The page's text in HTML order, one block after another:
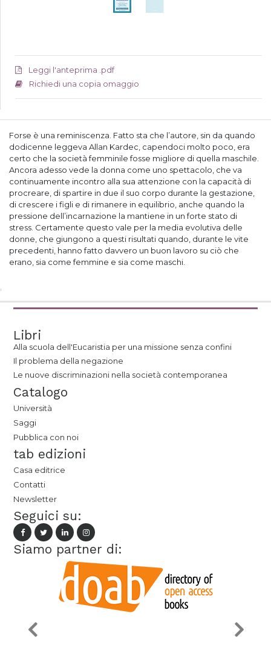
Leggi l'anteprima .pdf
Richiedi una copia omaggio
Forse è una reminiscenza. Fatto sta che l’autore, sin da quando
dodicenne leggeva Allan Kardec, capendoci molto poco, era
certo che la società femminile fosse migliore di quella maschile.
Ancora adesso vede la donna come uno spettacolo, che va
continuamente incontro alla sua attenzione con la capacità di
procreare, di spartire in due il suo corpo durante la gestazione,
di crescere i figli e di rimanere in equilibrio, anche quando la
pressione dell’incarnazione la mantiene in un forte stato di
stress. Certamente questo vale per la media evolutiva delle
donne, che giungono a questi risultati quando, durante le vite
precedenti, hanno fatto davvero un buon lavoro su ciò che
erano, sia come femmine e sia come maschi.
Libri
Alla scuola dell'Eucaristia per una missione senza confini
Il problema della negazione
Le nuove discriminazioni nella società contemporanea
Catalogo
Università
Saggi
Pubblica con noi
tab edizioni
Casa editrice
Contatti
Newsletter
Seguici su:
Siamo partner di: